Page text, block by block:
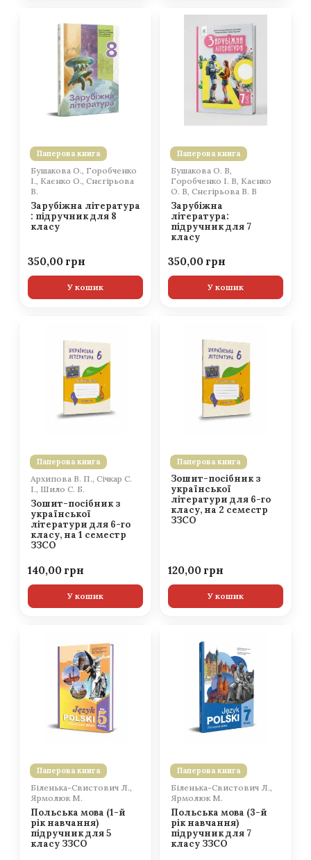
Паперова книга
Бушакова О., Горобченко
І., Каєнко О., Снєгірьова
В.
Зарубіжна література
: підручник для 8
класу
350,00
У кошик
Паперова книга
Бушакова О. В,
Горобченко І. В, Каєнко
О. В, Снєгірьова В. В
Зарубіжна
література:
підручник для 7
класу
350,00
У кошик
Паперова книга
Архипова В. П., Січкар С.
І., Шило С. Б.
Зошит-посібник з
української
літератури для 6-го
класу, на 1 семестр
ЗЗСО
140,00
У кошик
Паперова книга
Зошит-посібник з
української
літератури для 6-го
класу, на 2 семестр
ЗЗСО
120,00
У кошик
Паперова книга
Біленька-Свистович Л.,
Ярмолюк М.
Польська мова (1-й
рік навчання)
підручник для 5
класу ЗЗСО
Паперова книга
Біленька-Свистович Л.,
Ярмолюк М.
Польська мова (3-й
рік навчання)
підручник для 7
класу ЗЗСО